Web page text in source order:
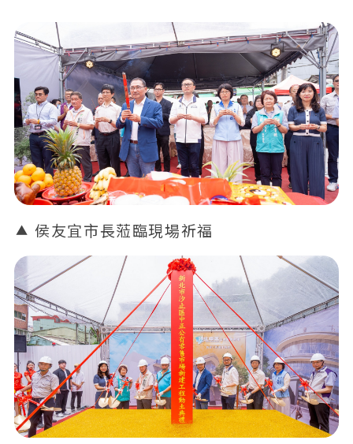
侯友宜市長蒞臨現場祈福